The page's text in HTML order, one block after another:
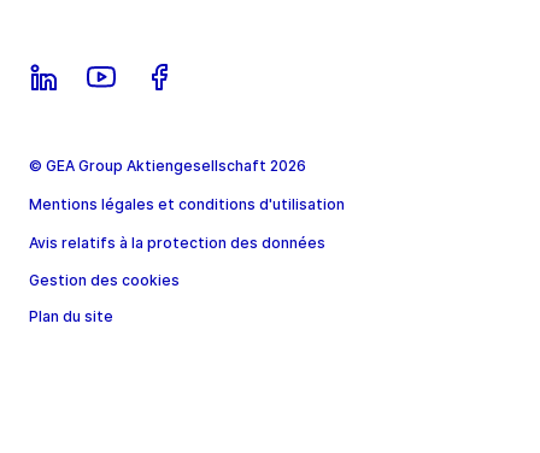
© GEA Group Aktiengesellschaft 2026
Mentions légales et conditions d'utilisation
Avis relatifs à la protection des données
Gestion des cookies
Plan du site